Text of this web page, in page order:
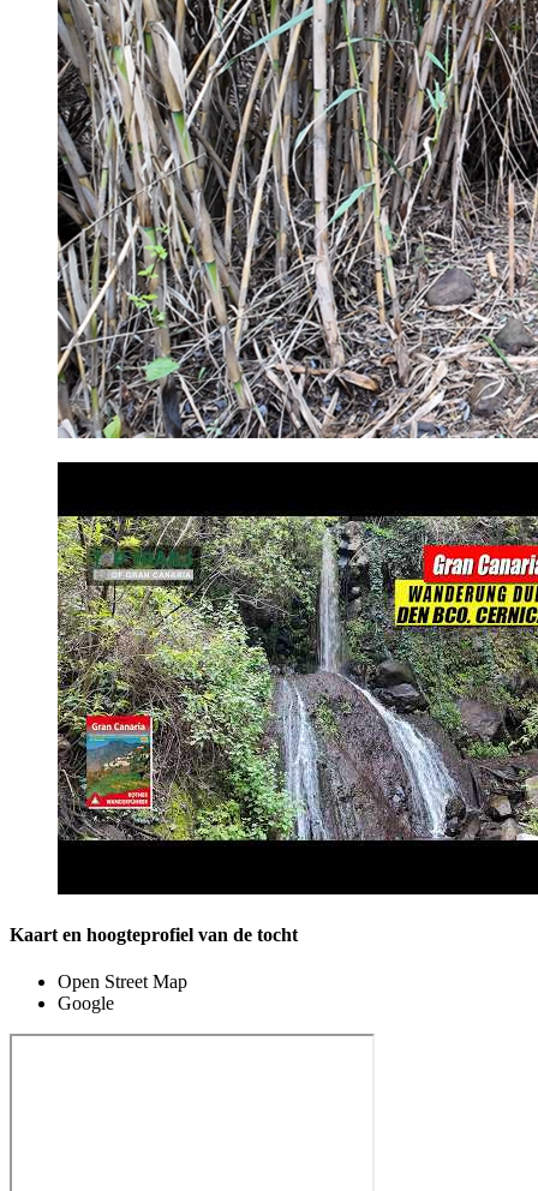
Kaart en hoogteprofiel van de tocht
Open Street Map
Google